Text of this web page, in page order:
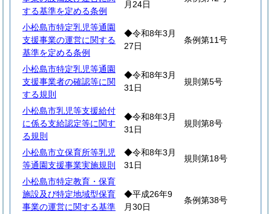
する基準を定める条例
月24日
小松島市特定乳児等通園
支援事業の運営に関する
基準を定める条例
◆令和8年3月
27日
条例第11号
小松島市特定乳児等通園
支援事業者の確認等に関
する規則
◆令和8年3月
31日
規則第5号
小松島市乳児等支援給付
に係る支給認定等に関す
る規則
◆令和8年3月
31日
規則第8号
小松島市立保育所等乳児
等通園支援事業実施規則
◆令和8年3月
31日
規則第18号
小松島市特定教育・保育
施設及び特定地域型保育
事業の運営に関する基準
◆平成26年9
月30日
条例第38号